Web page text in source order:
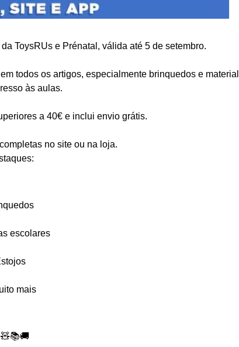
ToysRUs e Prénatal, válida até 5 de setembro.
todos os artigos, especialmente brinquedos e material
às aulas.
a 40€ e inclui envio grátis.
no site ou na loja.
escolares
mais